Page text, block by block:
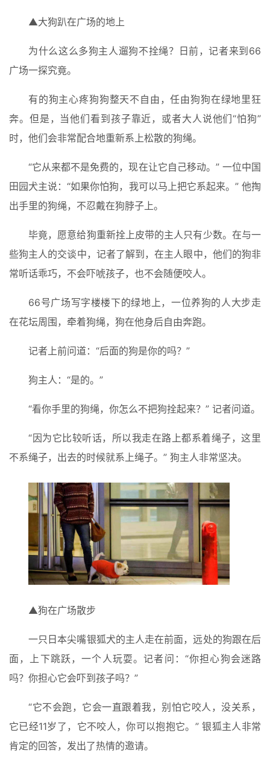
▲大狗趴在广场的地上
为什么这么多狗主人遛狗不拴绳？日前，记者来到66
广场一探究竟。
有的狗主心疼狗狗整天不自由，任由狗狗在绿地里狂
奔。但是，当他们看到孩子靠近，或者大人说他们“怕狗”
时，他们会非常配合地重新系上松散的狗绳。
“它从来都不是免费的，现在让它自己移动。” 一位中国
田园犬主说：“如果你怕狗，我可以马上把它系起来。” 他掏
出手里的狗绳，不忍戴在狗脖子上。
毕竟，愿意给狗重新拴上皮带的主人只有少数。在与一
些狗主人的交谈中，记者了解到，在主人眼中，他们的狗非
常听话乖巧，不会吓唬孩子，也不会随便咬人。
66号广场写字楼楼下的绿地上，一位养狗的人大步走
在花坛周围，牵着狗绳，狗在他身后自由奔跑。
记者上前问道：“后面的狗是你的吗？”
狗主人：“是的。”
“看你手里的狗绳，你怎么不把狗拴起来？” 记者问道。
“因为它比较听话，所以我走在路上都系着绳子，这里
不系绳子，出去的时候就系上绳子。” 狗主人非常坚决。
▲狗在广场散步
一只日本尖嘴银狐犬的主人走在前面，远处的狗跟在后
面，上下跳跃，一个人玩耍。记者问：“你担心狗会迷路
吗？你担心它会吓到孩子吗？”
“它不会跑，它会一直跟着我，别怕它咬人，没关系，
它已经11岁了，它不咬人，你可以抱抱它。” 银狐主人非常
肯定的回答，发出了热情的邀请。